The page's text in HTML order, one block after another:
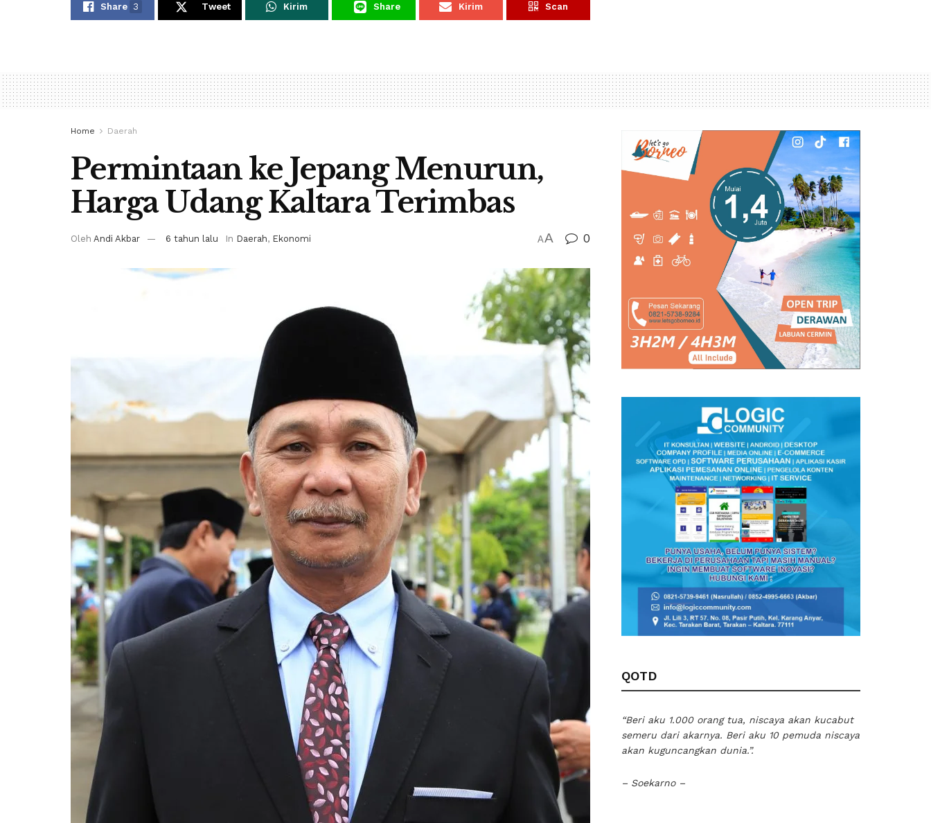
Share 3 Tweet Kirim Share Kirim Scan
Home Daerah
Permintaan ke Jepang Menurun,
Harga Udang Kaltara Terimbas
Oleh Andi Akbar 6 tahun lalu In Daerah, Ekonomi AA 0
QOTD
“Beri aku 1.000 orang tua, niscaya akan kucabut
semeru dari akarnya. Beri aku 10 pemuda niscaya
akan kuguncangkan dunia.”.
– Soekarno –